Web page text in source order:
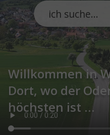
Willkommen in
Dort, wo der
höchsten ist …